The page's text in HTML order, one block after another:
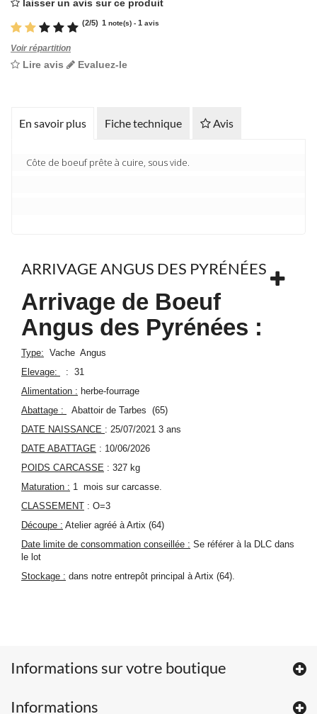
laisser un avis sur ce produit
(2/5) 1 note(s) - 1 avis
Voir répartition
Lire avis Evaluez-le
En savoir plus Fiche technique Avis
Côte de boeuf prête à cuire, sous vide.
ARRIVAGE ANGUS DES PYRÉNÉES
Arrivage de Boeuf
Angus des Pyrénées :
Type: Vache Angus
Elevage:
: 31
Alimentation : herbe-fourrage
Abattage :
Abattoir de Tarbes (65)
DATE NAISSANCE : 25/07/2021 3 ans
DATE ABATTAGE : 10/06/2026
POIDS CARCASSE : 327 kg
Maturation : 1 mois sur carcasse.
CLASSEMENT : O=3
Découpe : Atelier agréé à Artix (64)
Date limite de consommation conseillée : Se référer à la DLC dans
le lot
Stockage : dans notre entrepôt principal à Artix (64).
Informations sur votre boutique
Informations